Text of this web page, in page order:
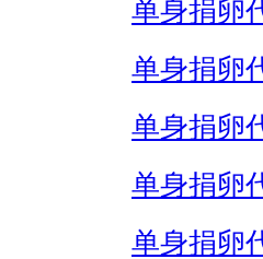
单身捐卵
单身捐卵
单身捐卵
单身捐卵
单身捐卵